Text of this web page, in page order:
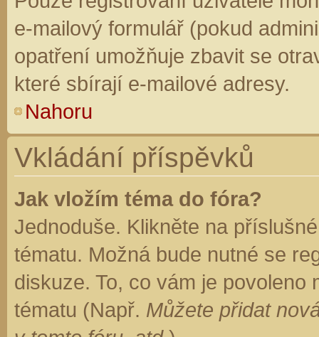
e-mailový formulář (pokud
opatření umožňuje zbavit se
které sbírají e-mailové adresy.
Nahoru
Vkládání příspěvků
Jak vložím téma do fóra?
Jednoduše. Klikněte na
tématu. Možná bude nutné se
diskuze. To, co vám je
tématu (Např. Můžete přidat